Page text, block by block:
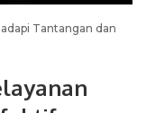
Tantangan dan